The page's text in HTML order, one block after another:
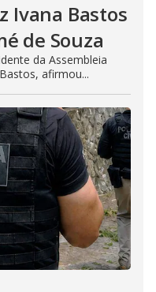
Ivana Bastos
de Souza
da Assembleia
afirmou...